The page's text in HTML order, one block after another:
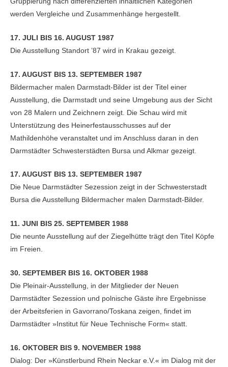
werden Vergleiche und Zusammenhänge hergestellt.
17. JULI BIS 16. AUGUST 1987
Die Ausstellung Standort ’87 wird in Krakau gezeigt.
17. AUGUST BIS 13. SEPTEMBER 1987
Bildermacher malen Darmstadt-Bilder ist der Titel einer
Ausstellung, die Darmstadt und seine Umgebung aus der Sicht
von 28 Malern und Zeichnern zeigt. Die Schau wird mit
Unterstützung des Heinerfestausschusses auf der
Mathildenhöhe veranstaltet und im Anschluss daran in den
Darmstädter Schwesterstädten Bursa und Alkmar gezeigt.
17. AUGUST BIS 13. SEPTEMBER 1987
Die Neue Darmstädter Sezession zeigt in der Schwesterstadt
Bursa die Ausstellung Bildermacher malen Darmstadt-Bilder.
11. JUNI BIS 25. SEPTEMBER 1988
Die neunte Ausstellung auf der Ziegelhütte trägt den Titel Köpfe
im Freien.
30. SEPTEMBER BIS 16. OKTOBER 1988
Die Pleinair-Ausstellung, in der Mitglieder der Neuen
Darmstädter Sezession und polnische Gäste ihre Ergebnisse
der Arbeitsferien in Gavorrano/Toskana zeigen, findet im
Darmstädter »Institut für Neue Technische Form« statt.
16. OKTOBER BIS 9. NOVEMBER 1988
Dialog: Der »Künstlerbund Rhein Neckar e.V.« im Dialog mit der